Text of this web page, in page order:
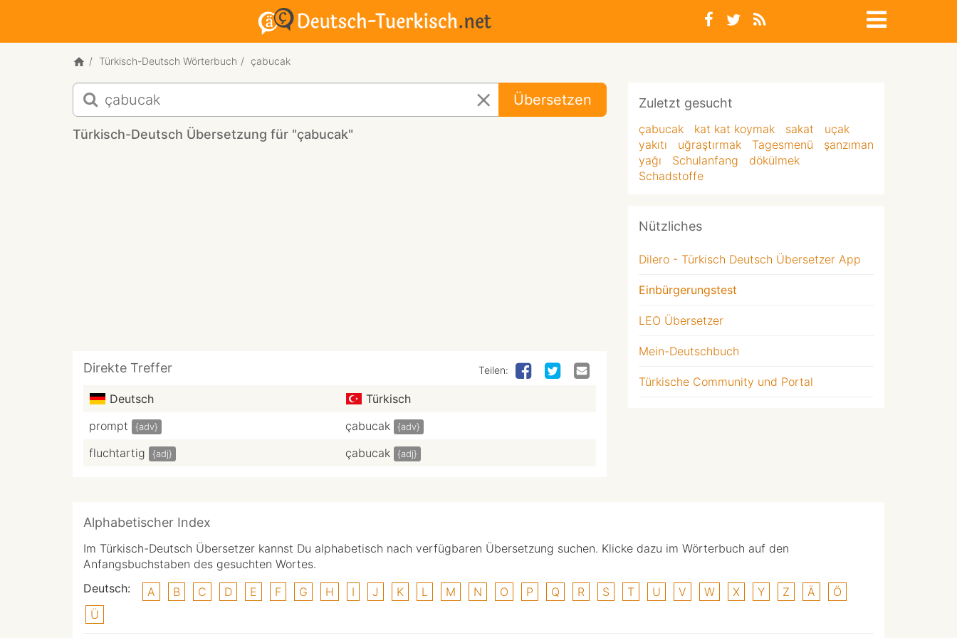
Türkisch-Deutsch Wörterbuch çabucak
Türkisch-
Deutsch
Übersetzung
für
Übersetzen
Türkisch-Deutsch Übersetzung für "çabucak"
Direkte Treffer Teilen:
Deutsch
Türkisch
prompt
{adv} çabucak {adv}
fluchtartig {adj} çabucak {adj}
Zuletzt gesucht
çabucak kat kat koymak sakat
uçak
yakıtı
uğraştırmak Tagesmenü
şanzıman
yağı
Schulanfang
dökülmek
Schadstoffe
Nützliches
Dilero - Türkisch Deutsch Übersetzer App
Einbürgerungstest
LEO Übersetzer
Mein-Deutschbuch
Türkische Community und Portal
Alphabetischer Index
Im Türkisch-Deutsch Übersetzer kannst Du alphabetisch nach verfügbaren Übersetzung suchen. Klicke dazu im Wörterbuch auf den
Anfangsbuchstaben des gesuchten Wortes.
Deutsch:
A B C D E F G H I J K L M N O P Q R S T U V W X Y Z Ä
Ö
Ü